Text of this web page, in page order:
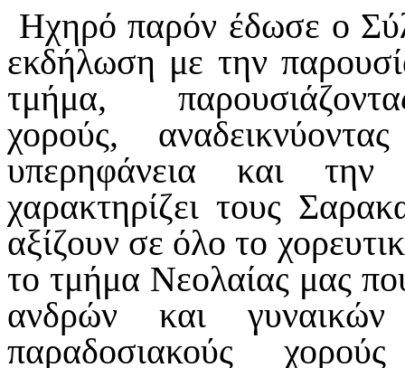
Ηχηρό παρόν έδωσε ο
εκδήλωση με την
τμήμα,
χορούς,
υπερηφάνεια και
χαρακτηρίζει τους
αξίζουν σε όλο το
το τμήμα Νεολαίας μας
ανδρών και γυναικών
παραδοσιακούς